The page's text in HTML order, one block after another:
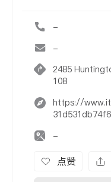
-
-
2485
108
https://
-
点赞